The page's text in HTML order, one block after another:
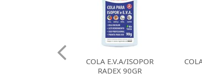
COLA PERMANENTE TEK
BOND 250G